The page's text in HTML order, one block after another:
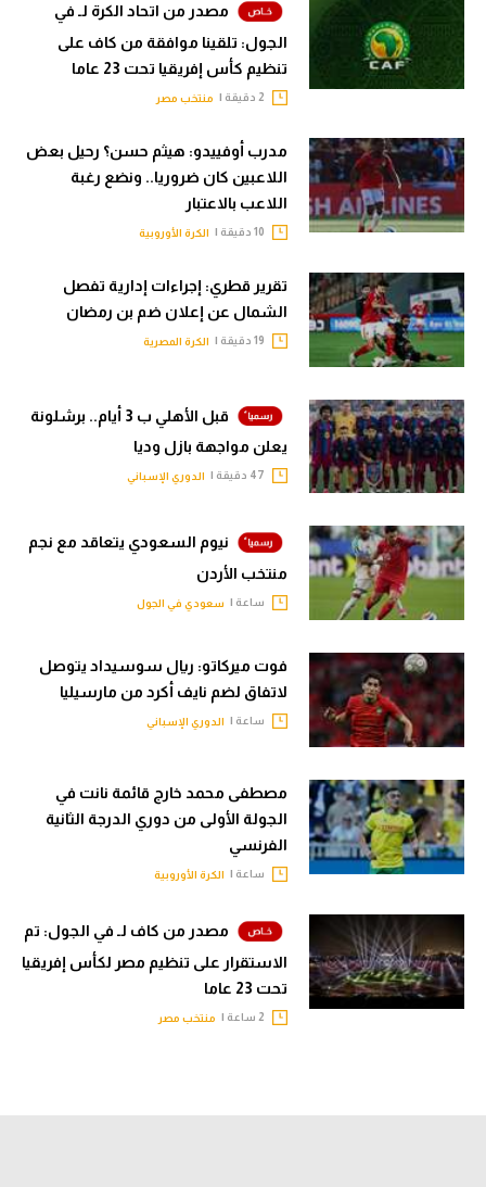
مصدر من اتحاد الكرة لـ في
الجول: تلقينا موافقة من كاف على
تنظيم كأس إفريقيا تحت 23 عاما
منتخب مصر
مدرب أوفييدو: هيثم حسن؟ رحيل بعض
اللاعبين كان ضروريا.. ونضع رغبة
اللاعب بالاعتبار
الكرة الأوروبية
تقرير قطري: إجراءات إدارية تفصل
الشمال عن إعلان ضم بن رمضان
الكرة المصرية
قبل الأهلي ب 3 أيام.. برشلونة
يعلن مواجهة بازل وديا
الدوري الإسباني
نيوم السعودي يتعاقد مع نجم
منتخب الأردن
ساعة | سعودي في الجول
فوت ميركاتو: ريال سوسيداد يتوصل
لاتفاق لضم نايف أكرد من مارسيليا
ساعة | الدوري الإسباني
مصطفى محمد خارج قائمة نانت في
الجولة الأولى من دوري الدرجة الثانية
الفرنسي
ساعة | الكرة الأوروبية
مصدر من كاف لـ في الجول: تم
الاستقرار على تنظيم مصر لكأس إفريقيا
تحت 23 عاما
منتخب مصر